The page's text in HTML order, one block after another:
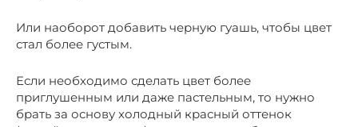
Или наоборот добавить черную гуашь, чтобы цвет
стал более густым.
Если необходимо сделать цвет более
приглушенным или даже пастельным, то нужно
брать за основу холодный красный оттенок